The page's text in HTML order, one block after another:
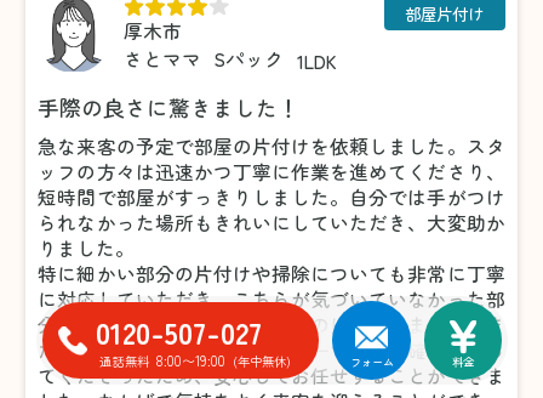
厚木市
さとママ Sパック 1LDK
部屋片付け
手際の良さに驚きました！
急な来客の予定で部屋の片付けを依頼しました。スタ
ッフの方々は迅速かつ丁寧に作業を進めてくださり、
短時間で部屋がすっきりしました。自分では手がつけ
られなかった場所もきれいにしていただき、大変助か
りました。
特に細かい部分の片付けや掃除についても非常に丁寧
に対応していただき、こちらが気づいていなかった部
分まできれいにしてくださったのには驚きました。ま
た、不要品の仕分けについても一つひとつ確認を取っ
てくださったため、安心してお任せすることができま
0120-507-027
通話無料 8:00〜19:00 (年中無休) フォーム 料金